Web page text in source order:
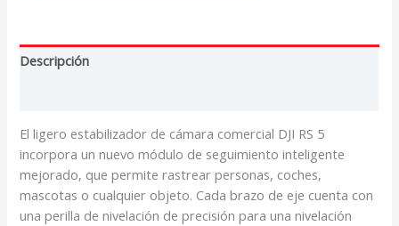
Descripción
El ligero estabilizador de cámara comercial DJI RS 5
incorpora un nuevo módulo de seguimiento inteligente
mejorado, que permite rastrear personas, coches,
mascotas o cualquier objeto. Cada brazo de eje cuenta con
una perilla de nivelación de precisión para una nivelación